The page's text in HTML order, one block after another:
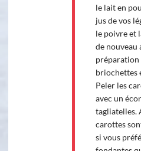
le lait en
jus de vos
le poivre et
de nouveau
préparation
briochettes
Peler les
avec un
tagliatelles.
carottes
si vous